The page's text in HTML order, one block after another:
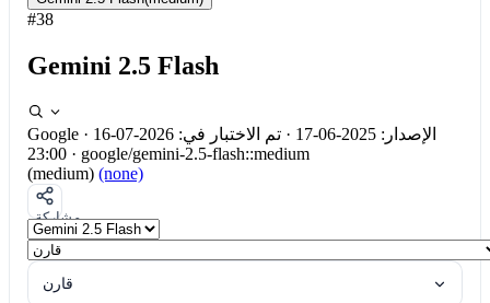
#38
Gemini 2.5 Flash
Google · الإصدار: 2025-06-17 ·
تم الاختبار في: 2026-07-16
23:00 · google/gemini-2.5-flash::medium
(medium) (none)
مشاركة
قارن